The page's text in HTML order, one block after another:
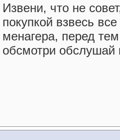
Извени, что не
покупкой взвесь
менагера, перед
обсмотри обслушай